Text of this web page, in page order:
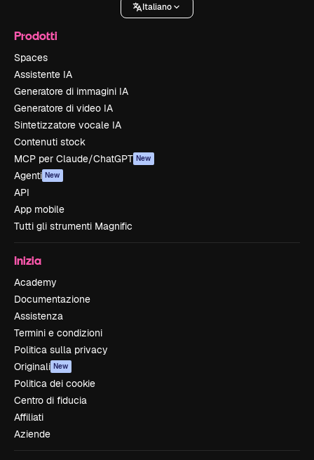
Italiano
Prodotti
Spaces
Assistente IA
Generatore di immagini IA
Generatore di video IA
Sintetizzatore vocale IA
Contenuti stock
MCP per Claude/ChatGPT New
Agenti New
API
App mobile
Tutti gli strumenti Magnific
Inizia
Academy
Documentazione
Assistenza
Termini e condizioni
Politica sulla privacy
Originali New
Politica dei cookie
Centro di fiducia
Affiliati
Aziende